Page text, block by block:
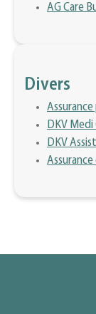
AG Care
Divers
DKV Medi
DKV